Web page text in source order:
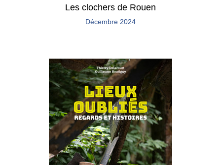
Les clochers de Rouen
Décembre 2024